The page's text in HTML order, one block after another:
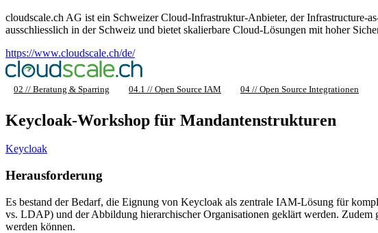
cloudscale.ch AG ist ein Schweizer Cloud-Infrastruktur-Anbieter, der Infrastructure-
ausschliesslich in der Schweiz und bietet skalierbare Cloud-Lösungen mit hoher
https://www.cloudscale.ch/de/
02 // Beratung & Sparring 04.1 // Open Source IAM 04 // Open Source Integrationen
Keycloak-Workshop für Mandantenstrukturen
Keycloak
Herausforderung
Es bestand der Bedarf, die Eignung von Keycloak als zentrale IAM-Lösung für
vs. LDAP) und der Abbildung hierarchischer Organisationen geklärt werden.
werden können.